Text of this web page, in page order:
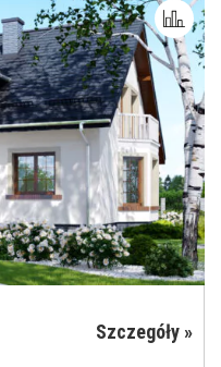
Szczegóły »